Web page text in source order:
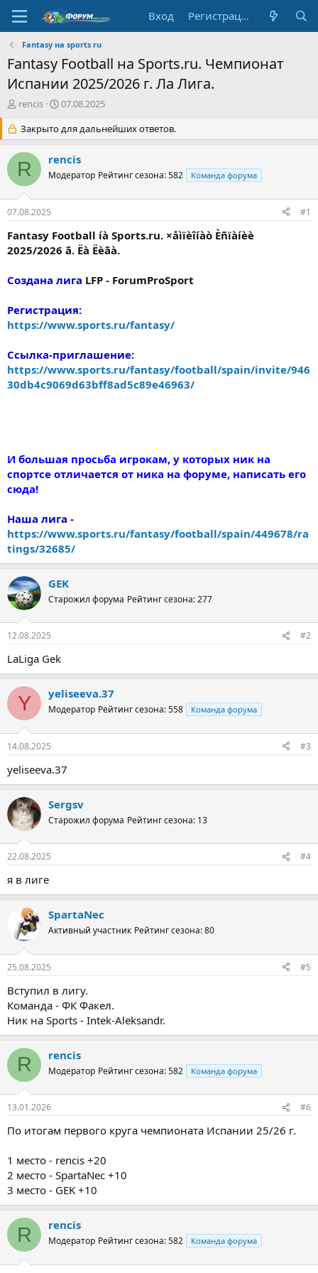
Вход Регистрация
Fantasy на sports ru
Fantasy Football на Sports.ru. Чемпионат
Испании 2025/2026 г. Ла Лига.
А
т
о
р
т
е
м
rencis
Д
т
а
а
ч
а
07.08.2025
Закрыто для дальнейших ответов.
R rencis
Модератор Рейтинг сезона: 582 Команда форума
07.08.2025 #1
Fantasy Football íà Sports.ru. ×åìïèîíàò Èñïàíèè
2025/2026 ã. Ëà Ëèãà.
Создана лига LFP - ForumProSport
Регистрация:
https://www.sports.ru/fantasy/
Ссылка-приглашение:
https://www.sports.ru/fantasy/football/spain/invite/946
30db4c9069d63bff8ad5c89e46963/
И большая просьба игрокам, у которых ник на
спортсе отличается от ника на форуме, написать его
сюда!
Наша лига -
https://www.sports.ru/fantasy/football/spain/449678/ra
tings/32685/
GEK
Старожил форума Рейтинг сезона: 277
12.08.2025 #2
LaLiga Gek
Y yeliseeva.37
Модератор Рейтинг сезона: 558 Команда форума
14.08.2025 #3
yeliseeva.37
Sergsv
Старожил форума Рейтинг сезона: 13
22.08.2025 #4
я в лиге
SpartaNec
Активный участник Рейтинг сезона: 80
25.08.2025 #5
Вступил в лигу.
Команда - ФК Факел.
Ник на Sports - Intek-Aleksandr.
R rencis
Модератор Рейтинг сезона: 582 Команда форума
13.01.2026 #6
По итогам первого круга чемпионата Испании 25/26 г.
1 место - rencis +20
2 место - SpartaNec +10
3 место - GEK +10
R rencis
Модератор Рейтинг сезона: 582 Команда форума